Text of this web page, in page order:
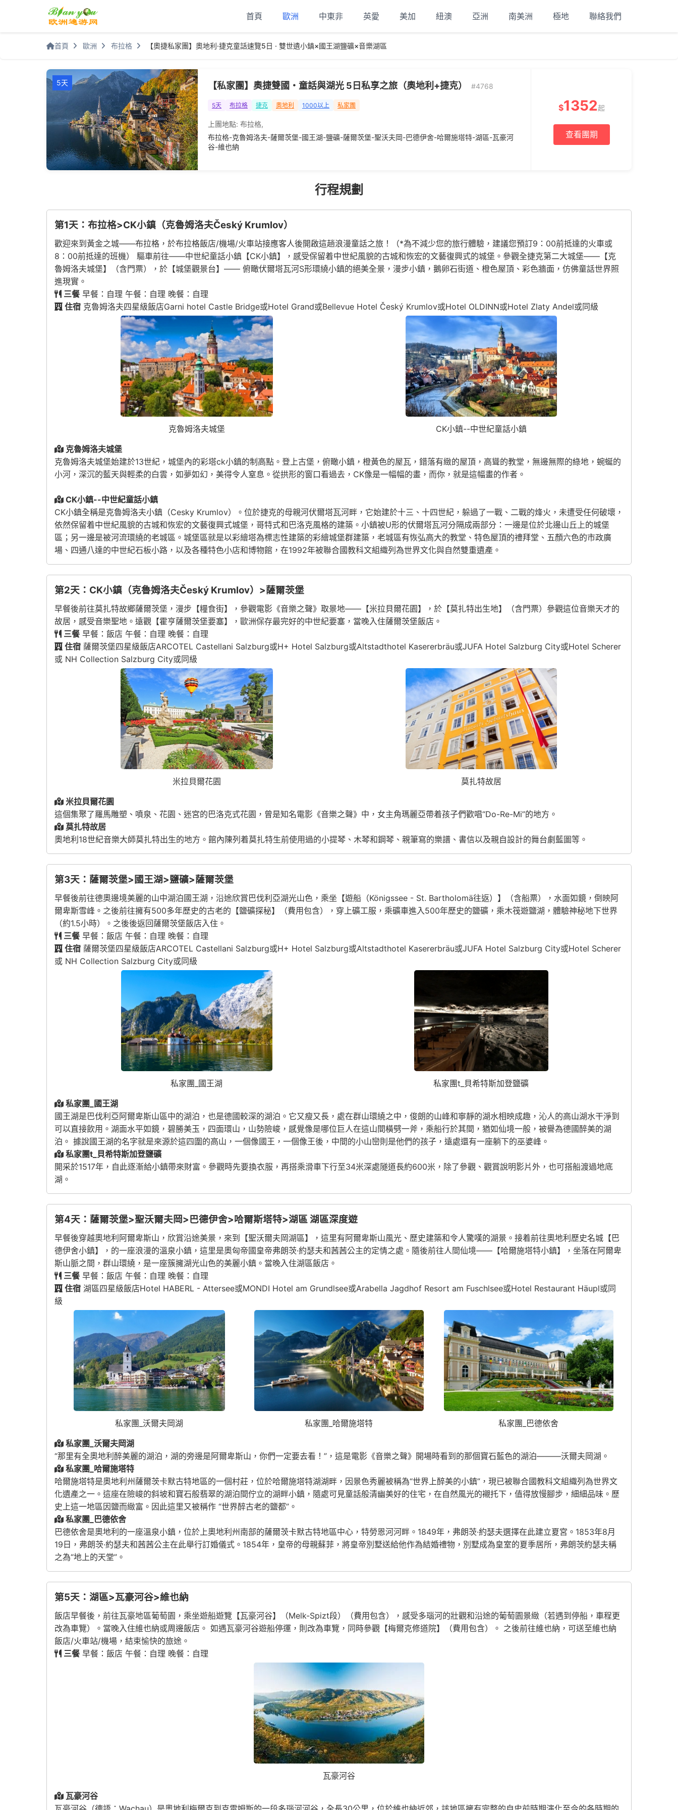
首頁 歐洲 中東非 英愛 美加 紐澳 亞洲 南美洲 極地 聯絡我們
首頁 歐洲 布拉格 【奧捷私家團】奧地利·捷克童話速覽5日 · 雙世遺小鎮×國王湖鹽礦×音樂湖區
5天 【私家團】奧捷雙國・童話與湖光 5日私享之旅（奧地利+捷克） #4768
5天 布拉格 捷克 奧地利 1000以上 私家團
上團地點: 布拉格,
布拉格-克魯姆洛夫-薩爾茨堡-國王湖-鹽礦-薩爾茨堡-聖沃夫岡-巴德伊舍-哈爾施塔特-湖區-瓦豪河
谷-維也納
$1352起
查看團期
行程規劃
第1天：布拉格>CK小鎮（克魯姆洛夫Český Krumlov）
歡迎來到黃金之城——布拉格，於布拉格飯店/機場/火車站接應客人後開啟這趟浪漫童話之旅！（*為不減少您的旅行體驗，建議您預訂9：00前抵達的火車或
8：00前抵達的班機） 驅車前往——中世紀童話小鎮【CK小鎮】，感受保留着中世紀風貌的古城和恢宏的文藝復興式的城堡。參觀全捷克第二大城堡——【克
魯姆洛夫城堡】（含門票），於【城堡觀景台】—— 俯瞰伏爾塔瓦河S形環繞小鎮的絕美全景，漫步小鎮，鵝卵石街道、橙色屋頂、彩色牆面，仿佛童話世界照
進現實。
三餐早餐：自理 午餐：自理 晚餐：自理
住宿 克魯姆洛夫四星級飯店Garni hotel Castle Bridge或Hotel Grand或Bellevue Hotel Český Krumlov或Hotel OLDINN或Hotel Zlaty Andel或同級
克魯姆洛夫城堡
CK小鎮--中世紀童話小鎮
克魯姆洛夫城堡
克魯姆洛夫城堡始建於13世紀，城堡內的彩塔ck小鎮的制高點。登上古堡，俯瞰小鎮，橙黃色的屋瓦，錯落有緻的屋頂，高聳的教堂，無邊無際的綠地，蜿蜒的
小河，深沉的藍天與輕柔的白雲，如夢如幻，美得令人窒息。從拱形的窗口看過去，CK像是一幅幅的畫，而你，就是這幅畫的作者。
CK小鎮--中世紀童話小鎮
CK小鎮全稱是克魯姆洛夫小鎮（Cesky Krumlov）。位於捷克的母親河伏爾塔瓦河畔，它始建於十三、十四世紀，躲過了一戰、二戰的烽火，未遭受任何破壞，
依然保留着中世紀風貌的古城和恢宏的文藝復興式城堡，哥特式和巴洛克風格的建築。小鎮被U形的伏爾塔瓦河分隔成兩部分：一邊是位於北邊山丘上的城堡
區；另一邊是被河流環繞的老城區。城堡區就是以彩繪塔為標志性建築的彩繪城堡群建築，老城區有恢弘高大的教堂、特色屋頂的禮拜堂、五顏六色的市政廣
場、四通八達的中世紀石板小路，以及各種特色小店和博物館，在1992年被聯合國教科文組織列為世界文化與自然雙重遺產。
第2天：CK小鎮（克魯姆洛夫Český Krumlov）>薩爾茨堡
早餐後前往莫扎特故鄉薩爾茨堡，漫步【糧食街】，參觀電影《音樂之聲》取景地——【米拉貝爾花園】，於【莫扎特出生地】（含門票）參觀這位音樂天才的
故居，感受音樂聖地。遠觀【霍亨薩爾茨堡要塞】，歐洲保存最完好的中世紀要塞，當晚入住薩爾茨堡飯店。
三餐早餐：飯店 午餐：自理 晚餐：自理
住宿 薩爾茨堡四星級飯店ARCOTEL Castellani Salzburg或H+ Hotel Salzburg或Altstadthotel Kasererbräu或JUFA Hotel Salzburg City或Hotel Scherer
或 NH Collection Salzburg City或同級
米拉貝爾花園
莫扎特故居
米拉貝爾花園
這個集聚了羅馬雕塑、噴泉、花園、迷宮的巴洛克式花園，曾是知名電影《音樂之聲》中，女主角瑪麗亞帶着孩子們歡唱“Do-Re-Mi”的地方。
莫扎特故居
奧地利18世紀音樂大師莫扎特出生的地方。館內陳列着莫扎特生前使用過的小提琴、木琴和鋼琴、親筆寫的樂譜、書信以及親自設計的舞台劇藍圖等。
第3天：薩爾茨堡>國王湖>鹽礦>薩爾茨堡
早餐後前往德奧邊境美麗的山中湖泊國王湖，沿途欣賞巴伐利亞湖光山色，乘坐【遊船（Königssee - St. Bartholomä往返）】（含船票），水面如鏡，倒映阿
爾卑斯雪峰。之後前往擁有500多年歷史的古老的【鹽礦探秘】（費用包含），穿上礦工服，乘礦車進入500年歷史的鹽礦，乘木筏遊鹽湖，體驗神秘地下世界
（約1.5小時）。之後後返回薩爾茨堡飯店入住。
三餐早餐：飯店 午餐：自理 晚餐：自理
住宿 薩爾茨堡四星級飯店ARCOTEL Castellani Salzburg或H+ Hotel Salzburg或Altstadthotel Kasererbräu或JUFA Hotel Salzburg City或Hotel Scherer
或 NH Collection Salzburg City或同級
私家團_國王湖
私家團t_貝希特斯加登鹽礦
私家團_國王湖
國王湖是巴伐利亞阿爾卑斯山區中的湖泊，也是德國較深的湖泊。它又瘦又長，處在群山環繞之中，俊朗的山峰和寧靜的湖水相映成趣，沁人的高山湖水干淨到
可以直接飲用。湖面水平如鏡，碧勝美玉，四面環山，山勢險峻，感覺像是哪位巨人在這山間橫劈一斧，乘船行於其間，猶如仙境一般，被譽為德國醉美的湖
泊。 據說國王湖的名字就是來源於這四圍的高山，一個像國王，一個像王後，中間的小山巒則是他們的孩子，遠處還有一座躺下的巫婆峰。
私家團t_貝希特斯加登鹽礦
開采於1517年，自此逐漸給小鎮帶來財富。參觀時先要換衣服，再搭乘滑車下行至34米深處隧道長約600米，除了參觀、觀賞說明影片外，也可搭船渡過地底
湖。
第4天：薩爾茨堡>聖沃爾夫岡>巴德伊舍>哈爾斯塔特>湖區 湖區深度遊
早餐後穿越奧地利阿爾卑斯山，欣賞沿途美景，來到【聖沃爾夫岡湖區】，這里有阿爾卑斯山風光、歷史建築和令人驚嘆的湖景。接着前往奧地利歷史名城【巴
德伊舍小鎮】，的一座浪漫的溫泉小鎮，這里是奧匈帝國皇帝弗朗茨·約瑟夫和茜茜公主的定情之處。隨後前往人間仙境——【哈爾施塔特小鎮】，坐落在阿爾卑
斯山脈之間，群山環繞，是一座簇擁湖光山色的美麗小鎮。當晚入住湖區飯店。
三餐早餐：飯店 午餐：自理 晚餐：自理
住宿 湖區四星級飯店Hotel HABERL - Attersee或MONDI Hotel am Grundlsee或Arabella Jagdhof Resort am Fuschlsee或Hotel Restaurant Häupl或同
級
私家團_沃爾夫岡湖 私家團_哈爾施塔特
私家團_巴德依舍
私家團_沃爾夫岡湖
“那里有全奧地利醉美麗的湖泊，湖的旁邊是阿爾卑斯山，你們一定要去看！”，這是電影《音樂之聲》開場時看到的那個寶石藍色的湖泊———沃爾夫岡湖。
私家團_哈爾施塔特
哈爾施塔特是奧地利州薩爾茨卡默古特地區的一個村莊，位於哈爾施塔特湖湖畔，因景色秀麗被稱為“世界上醉美的小鎮”，現已被聯合國教科文組織列為世界文
化遺產之一。這座在險峻的斜坡和寶石般翡翠的湖泊間佇立的湖畔小鎮，隨處可見童話般清幽美好的住宅，在自然風光的襯托下，值得放慢腳步，細細品味。歷
史上這一地區因鹽而緻富。因此這里又被稱作 “世界醉古老的鹽都”。
私家團_巴德依舍
巴德依舍是奧地利的一座溫泉小鎮，位於上奧地利州南部的薩爾茨卡默古特地區中心，特勞恩河河畔。1849年，弗朗茨·約瑟夫選擇在此建立夏宮。1853年8月
19日，弗朗茨·約瑟夫和茜茜公主在此舉行訂婚儀式。1854年，皇帝的母親蘇菲，將皇帝別墅送給他作為結婚禮物，別墅成為皇室的夏季居所，弗朗茨約瑟夫稱
之為“地上的天堂”。
第5天：湖區>瓦豪河谷>維也納
飯店早餐後，前往瓦豪地區葡萄園，乘坐遊船遊覽【瓦豪河谷】（Melk-Spizt段）（費用包含），感受多瑙河的壯觀和沿途的葡萄園景緻（若遇到停船，車程更
改為車覽）。當晚入住維也納或周邊飯店。 如遇瓦豪河谷遊船停運，則改為車覽，同時參觀【梅爾克修道院】（費用包含）。 之後前往維也納，可送至維也納
飯店/火車站/機場，結束愉快的旅途。
三餐早餐：飯店 午餐：自理 晚餐：自理
瓦豪河谷
瓦豪河谷